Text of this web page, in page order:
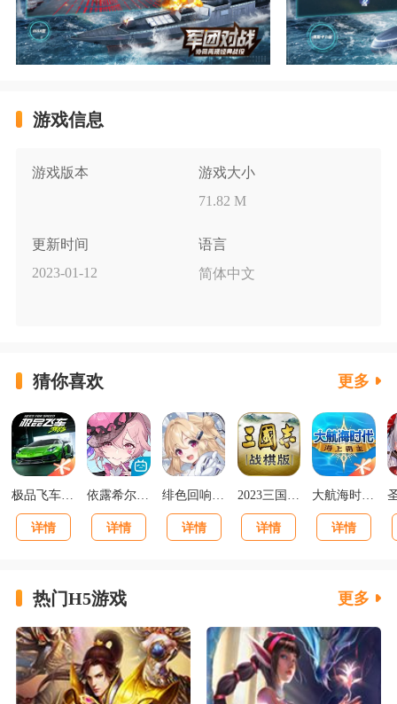
游戏信息
游戏版本
游戏大小
71.82 M
更新时间
2023-01-12
语言
简体中文
猜你喜欢 更多
详情
依露希尔星晓官方正版
详情 详情 详情 详情
热门H5游戏 更多